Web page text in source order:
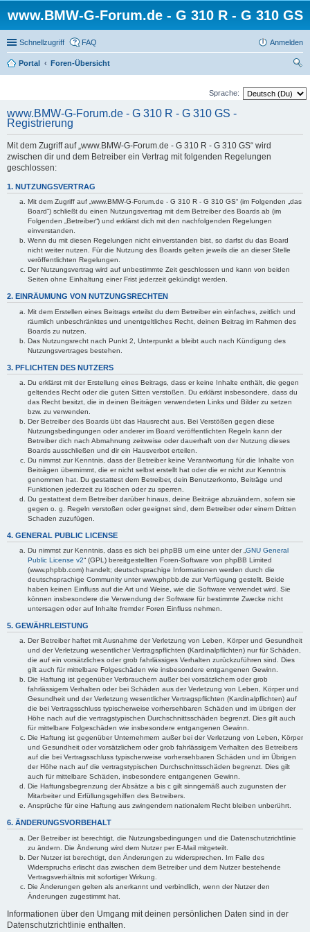
www.BMW-G-Forum.de - G 310 R - G 310 GS
Schnellzugriff FAQ Anmelden
Portal
Foren-Übersicht
he
Sprache:
www.BMW-G-Forum.de - G 310 R - G 310 GS -
Registrierung
Mit dem Zugriff auf „www.BMW-G-Forum.de - G 310 R - G 310 GS“ wird
zwischen dir und dem Betreiber ein Vertrag mit folgenden Regelungen
geschlossen:
1. NUTZUNGSVERTRAG
Mit dem Zugriff auf „www.BMW-G-Forum.de - G 310 R - G 310 GS“ (im Folgenden „das
Board“) schließt du einen Nutzungsvertrag mit dem Betreiber des Boards ab (im
Folgenden „Betreiber“) und erklärst dich mit den nachfolgenden Regelungen
einverstanden.
Wenn du mit diesen Regelungen nicht einverstanden bist, so darfst du das Board
nicht weiter nutzen. Für die Nutzung des Boards gelten jeweils die an dieser Stelle
veröffentlichten Regelungen.
Der Nutzungsvertrag wird auf unbestimmte Zeit geschlossen und kann von beiden
Seiten ohne Einhaltung einer Frist jederzeit gekündigt werden.
2. EINRÄUMUNG VON NUTZUNGSRECHTEN
Mit dem Erstellen eines Beitrags erteilst du dem Betreiber ein einfaches, zeitlich und
räumlich unbeschränktes und unentgeltliches Recht, deinen Beitrag im Rahmen des
Boards zu nutzen.
Das Nutzungsrecht nach Punkt 2, Unterpunkt a bleibt auch nach Kündigung des
Nutzungsvertrages bestehen.
3. PFLICHTEN DES NUTZERS
Du erklärst mit der Erstellung eines Beitrags, dass er keine Inhalte enthält, die gegen
geltendes Recht oder die guten Sitten verstoßen. Du erklärst insbesondere, dass du
das Recht besitzt, die in deinen Beiträgen verwendeten Links und Bilder zu setzen
bzw. zu verwenden.
Der Betreiber des Boards übt das Hausrecht aus. Bei Verstößen gegen diese
Nutzungsbedingungen oder anderer im Board veröffentlichten Regeln kann der
Betreiber dich nach Abmahnung zeitweise oder dauerhaft von der Nutzung dieses
Boards ausschließen und dir ein Hausverbot erteilen.
Du nimmst zur Kenntnis, dass der Betreiber keine Verantwortung für die Inhalte von
Beiträgen übernimmt, die er nicht selbst erstellt hat oder die er nicht zur Kenntnis
genommen hat. Du gestattest dem Betreiber, dein Benutzerkonto, Beiträge und
Funktionen jederzeit zu löschen oder zu sperren.
Du gestattest dem Betreiber darüber hinaus, deine Beiträge abzuändern, sofern sie
gegen o. g. Regeln verstoßen oder geeignet sind, dem Betreiber oder einem Dritten
Schaden zuzufügen.
4. GENERAL PUBLIC LICENSE
Du nimmst zur Kenntnis, dass es sich bei phpBB um eine unter der „ GNU General
Public License v2“ (GPL) bereitgestellten Foren-Software von phpBB Limited
(www.phpbb.com) handelt; deutschsprachige Informationen werden durch die
deutschsprachige Community unter www.phpbb.de zur Verfügung gestellt. Beide
haben keinen Einfluss auf die Art und Weise, wie die Software verwendet wird. Sie
können insbesondere die Verwendung der Software für bestimmte Zwecke nicht
untersagen oder auf Inhalte fremder Foren Einfluss nehmen.
5. GEWÄHRLEISTUNG
Der Betreiber haftet mit Ausnahme der Verletzung von Leben, Körper und Gesundheit
und der Verletzung wesentlicher Vertragspflichten (Kardinalpflichten) nur für Schäden,
die auf ein vorsätzliches oder grob fahrlässiges Verhalten zurückzuführen sind. Dies
gilt auch für mittelbare Folgeschäden wie insbesondere entgangenen Gewinn.
Die Haftung ist gegenüber Verbrauchern außer bei vorsätzlichem oder grob
fahrlässigem Verhalten oder bei Schäden aus der Verletzung von Leben, Körper und
Gesundheit und der Verletzung wesentlicher Vertragspflichten (Kardinalpflichten) auf
die bei Vertragsschluss typischerweise vorhersehbaren Schäden und im übrigen der
Höhe nach auf die vertragstypischen Durchschnittsschäden begrenzt. Dies gilt auch
für mittelbare Folgeschäden wie insbesondere entgangenen Gewinn.
Die Haftung ist gegenüber Unternehmern außer bei der Verletzung von Leben, Körper
und Gesundheit oder vorsätzlichem oder grob fahrlässigem Verhalten des Betreibers
auf die bei Vertragsschluss typischerweise vorhersehbaren Schäden und im Übrigen
der Höhe nach auf die vertragstypischen Durchschnittsschäden begrenzt. Dies gilt
auch für mittelbare Schäden, insbesondere entgangenen Gewinn.
Die Haftungsbegrenzung der Absätze a bis c gilt sinngemäß auch zugunsten der
Mitarbeiter und Erfüllungsgehilfen des Betreibers.
Ansprüche für eine Haftung aus zwingendem nationalem Recht bleiben unberührt.
6. ÄNDERUNGSVORBEHALT
Der Betreiber ist berechtigt, die Nutzungsbedingungen und die Datenschutzrichtlinie
zu ändern. Die Änderung wird dem Nutzer per E-Mail mitgeteilt.
Der Nutzer ist berechtigt, den Änderungen zu widersprechen. Im Falle des
Widerspruchs erlischt das zwischen dem Betreiber und dem Nutzer bestehende
Vertragsverhältnis mit sofortiger Wirkung.
Die Änderungen gelten als anerkannt und verbindlich, wenn der Nutzer den
Änderungen zugestimmt hat.
Informationen über den Umgang mit deinen persönlichen Daten sind in der
Datenschutzrichtlinie enthalten.